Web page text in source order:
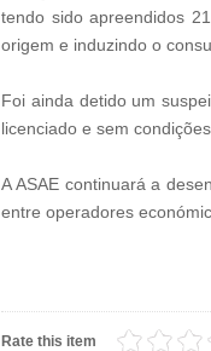
tendo sido apreendidos
origem e induzindo o
Foi ainda detido um
licenciado e sem
A ASAE continuará a
entre operadores
Rate this item